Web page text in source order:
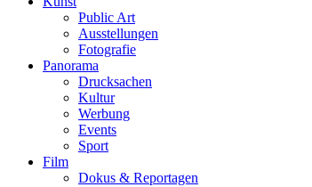
Public Art
Ausstellungen
Fotografie
Panorama
Drucksachen
Kultur
Werbung
Events
Sport
Film
Dokus & Reportagen